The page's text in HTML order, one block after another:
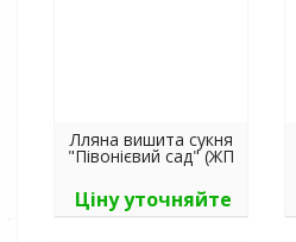
Лляна вишита сукня
"Півонієвий сад" (ЖП
Ціну уточняйте